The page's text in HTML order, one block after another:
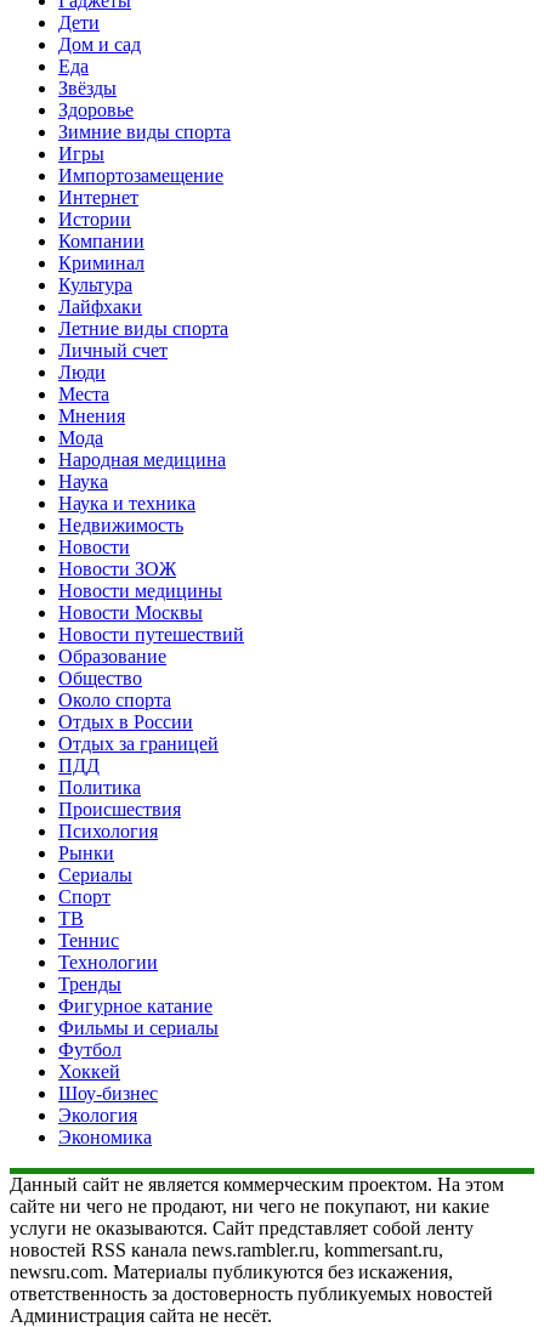
Дети
Дом и сад
Еда
Звёзды
Здоровье
Зимние виды спорта
Игры
Импортозамещение
Интернет
Истории
Компании
Криминал
Культура
Лайфхаки
Летние виды спорта
Личный счет
Люди
Места
Мнения
Мода
Народная медицина
Наука
Наука и техника
Недвижимость
Новости
Новости ЗОЖ
Новости медицины
Новости Москвы
Новости путешествий
Образование
Общество
Около спорта
Отдых в России
Отдых за границей
ПДД
Политика
Происшествия
Психология
Рынки
Сериалы
Спорт
ТВ
Теннис
Технологии
Тренды
Фигурное катание
Фильмы и сериалы
Футбол
Хоккей
Шоу-бизнес
Экология
Экономика
Данный сайт не является коммерческим проектом. На этом
сайте ни чего не продают, ни чего не покупают, ни какие
услуги не оказываются. Сайт представляет собой ленту
новостей RSS канала news.rambler.ru, kommersant.ru,
newsru.com. Материалы публикуются без искажения,
ответственность за достоверность публикуемых новостей
Администрация сайта не несёт.